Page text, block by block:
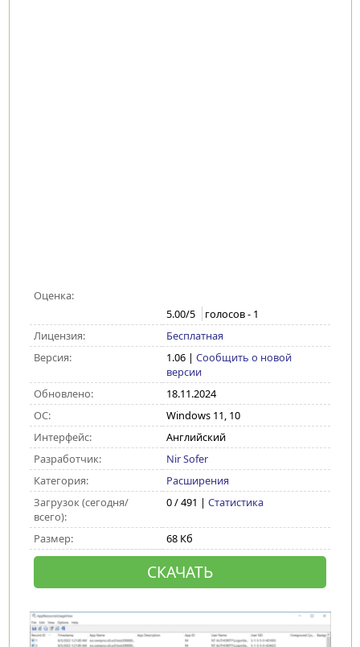
Оценка:
5.00/5 голосов - 1
Лицензия:
Бесплатная
Версия:
1.06| Сообщить о новой
версии
Обновлено:
18.11.2024
ОС:
Windows 11, 10
Интерфейс:
Английский
Разработчик:
Nir Sofer
Категория:
Расширения
Загрузок (сегодня/
всего):
0 / 491 | Статистика
Размер: 68 Кб
СКАЧАТЬ